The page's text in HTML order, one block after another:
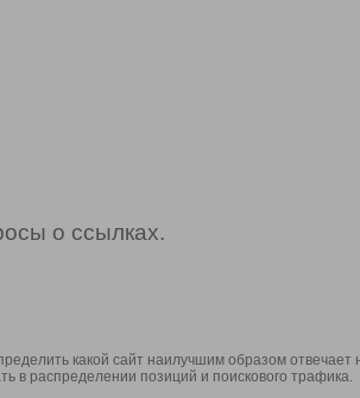
о ссылках.
какой сайт наилучшим образом
в раcпределении позиций и поискового трафика.